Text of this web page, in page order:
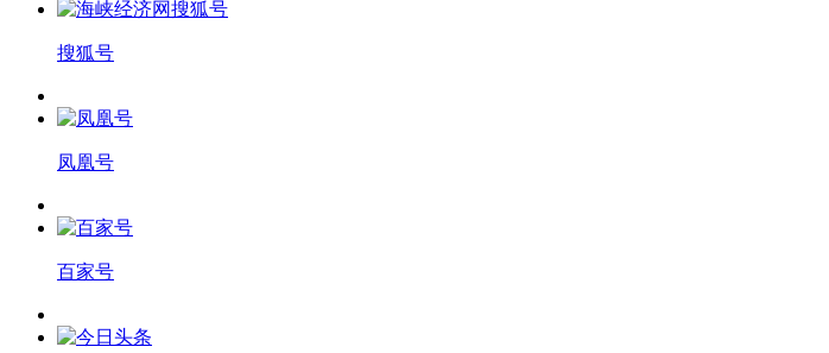
搜狐号
凤凰号
百家号